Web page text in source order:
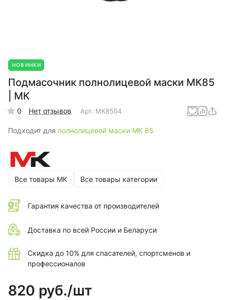
НОВИНКИ
Подмасочник полнолицевой маски МК85
| МК
0 Нет отзывов Арт. МК8504
Подходит для полнолицевой маски МК 85
Все товары МК Все товары категории
Гарантия качества от производителей
Доставка по всей России и Беларуси
Скидка до 10% для спасателей, спортсменов и
профессионалов
820 руб./шт